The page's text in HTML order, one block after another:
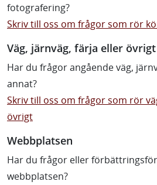
fotografering?
Skriv till oss om frågor som rör
Väg, järnväg, färja eller övrigt
Har du frågor angående väg,
annat?
Skriv till oss om frågor som rör
övrigt
Webbplatsen
Har du frågor eller
webbplatsen?